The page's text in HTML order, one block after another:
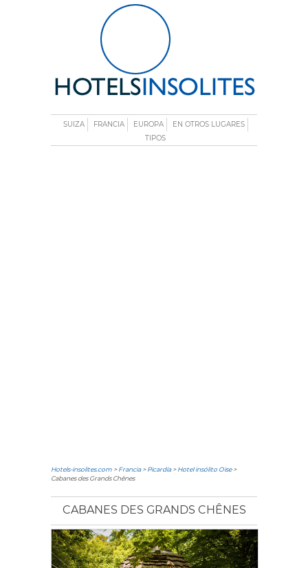
SUIZA FRANCIA EUROPA
EN OTROS LUGARES
TIPOS
Hotels-insolites.com >Francia>Picardía>Hotel insólito Oise>
Cabanes des Grands Chênes
CABANES DES GRANDS CHÊNES